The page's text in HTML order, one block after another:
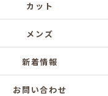
カット
メンズ
新着情報
お問い合わせ